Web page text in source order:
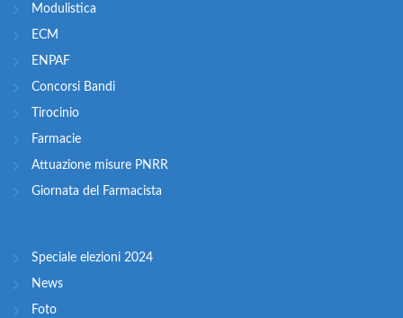
Modulistica
ECM
ENPAF
Concorsi Bandi
Tirocinio
Farmacie
Attuazione misure PNRR
Giornata del Farmacista
Speciale elezioni 2024
News
Foto